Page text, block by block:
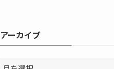
アーカイブ